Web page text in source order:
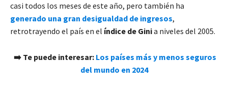
casi todos los meses de este año, pero también ha
generado una gran desigualdad de ingresos,
retrotrayendo el país en el índice de Ginia niveles del 2005.
➡️ Te puede interesar: Los países más y menos seguros
del mundo en 2024